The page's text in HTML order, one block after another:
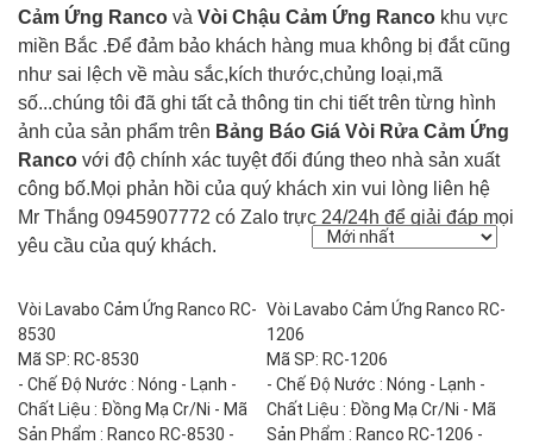
Cảm Ứng Ranco và Vòi Chậu Cảm Ứng Ranco khu vực
miền Bắc .Để đảm bảo khách hàng mua không bị đắt cũng
như sai lệch về màu sắc,kích thước,chủng loại,mã
số...chúng tôi đã ghi tất cả thông tin chi tiết trên từng hình
ảnh của sản phẩm trên Bảng Báo Giá Vòi Rửa Cảm Ứng
Ranco với độ chính xác tuyệt đối đúng theo nhà sản xuất
công bố.Mọi phản hồi của quý khách xin vui lòng liên hệ
Mr Thắng 0945907772 có Zalo trực 24/24h để giải đáp mọi
yêu cầu của quý khách.
Vòi Lavabo Cảm Ứng Ranco RC-
8530
Mã SP: RC-8530
- Chế Độ Nước : Nóng - Lạnh -
Chất Liệu : Đồng Mạ Cr/Ni - Mã
Sản Phẩm : Ranco RC-8530 -
Vòi Lavabo Cảm Ứng Ranco RC-
1206
Mã SP: RC-1206
- Chế Độ Nước : Nóng - Lạnh -
Chất Liệu : Đồng Mạ Cr/Ni - Mã
Sản Phẩm : Ranco RC-1206 -